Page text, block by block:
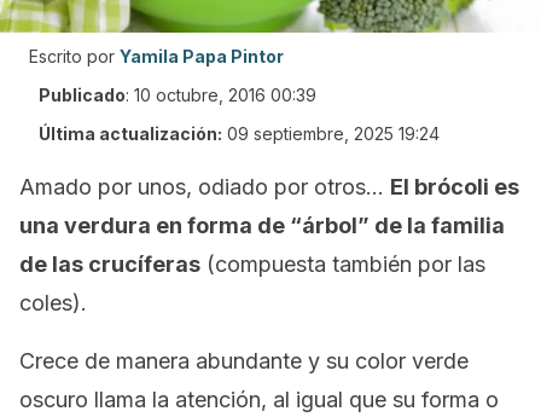
Escrito por Yamila Papa Pintor
Publicado: 10 octubre, 2016 00:39
Última actualización: 09 septiembre, 2025 19:24
Amado por unos, odiado por otros… El brócoli es
una verdura en forma de “árbol” de la familia
de las crucíferas (compuesta también por las
coles).
Crece de manera abundante y su color verde
oscuro llama la atención, al igual que su forma o